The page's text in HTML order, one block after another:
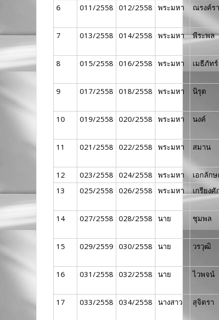
6 011/2558 012/2558 พระมหา ณรงค์ร
7 013/2558 014/2558 พระมหา พีระพล
8 015/2558 016/2558 พระมหา เมธีภัทร์
9 017/2558 018/2558 พระมหา นิรุต
10 019/2558 020/2558 พระมหา นงค์
11 021/2558 022/2558 พระมหา สมาน
12 023/2558 024/2558 พระมหา
เอกลัก
13
025/2558 026/2558 พระมหา เกรียงศั
14 027/2558 028/2558 นาย ชุมพล
15 029/2559 030/2558 นาย วรวุฒิ
16 031/2558 032/2558 นาย ไวพจน์
17 033/2558 034/2558 นางสาว สุจิตรา